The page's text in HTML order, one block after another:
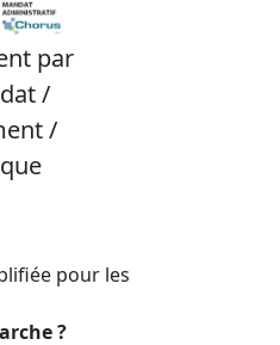
par
/
/
pour les
?